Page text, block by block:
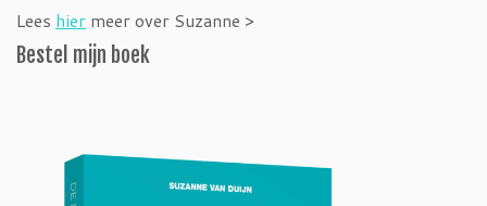
Lees hier meer over Suzanne >
Bestel mijn boek